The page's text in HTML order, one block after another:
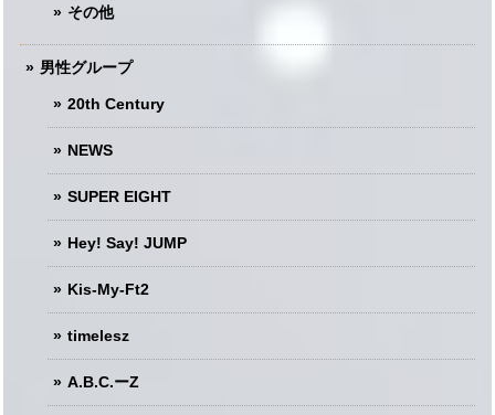
その他
男性グループ
20th Century
NEWS
SUPER EIGHT
Hey! Say! JUMP
Kis-My-Ft2
timelesz
A.B.C.ーZ